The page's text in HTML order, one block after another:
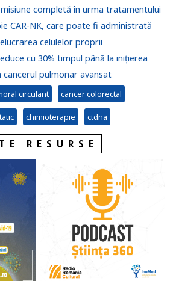
completă în urma tratamentului
CAR-NK, care poate fi administrată
celulelor proprii
cu 30% timpul până la inițierea
pulmonar avansat
circulant cancer colorectal
chimioterapie ctdna
RESURSE